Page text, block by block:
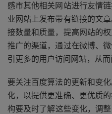
感市其他相关网站进行友情
业网站上发布带有链接的文
接数量和质量，提高网站的
推广的渠道，通过在微博、
引更多的用户访问网站，从而
要关注百度算法的更新和变
化，以提供更准确、更优质
构要及时了解这些变化，调